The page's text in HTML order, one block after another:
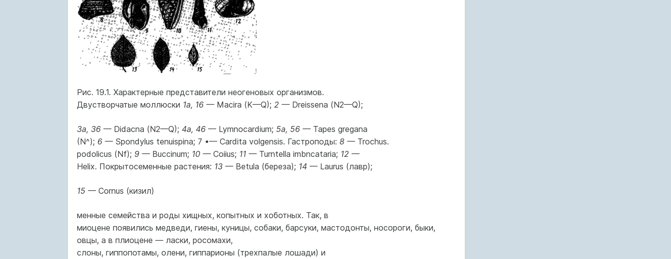
Рис. 19.1. Характерные представители неогеновых организмов.
Двустворчатые моллюски 1а, 16 —Macira (K—Q); 2 —Dreissena (N2—Q);
За, 36 —Didacna (N2—Q); 4a, 46— Lymnocardium; 5a, 56 —Tapes gregana
(N^); 6 —Spondylus tenuispina; 7 •— Cardita volgensis. Гастроподы: 8 —Trochus.
podolicus (Nf); 9 —Buccinum; 10 —Coiius; 11 —Turntella imbncataria; 12 —
Helix. Покрытосеменные растения: 13 —Betula (береза); 14 —Laurus (лавр);
15 —Cornus (кизил)
менные семейства и роды хищных, копытных и хоботных. Так, в
миоцене появились медведи, гиены, куницы, собаки, барсуки, мастодонты, носороги, быки,
овцы, а в плиоцене — ласки, росомахи,
слоны, гиппопотамы, олени, гиппарионы (трехпалые лошади) и